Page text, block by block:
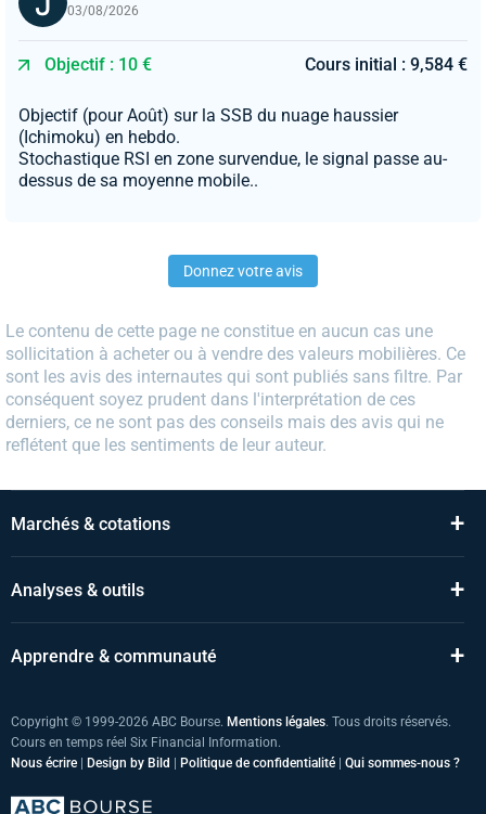
03/08/2026
Objectif : 10 € Cours initial : 9,584 €
Objectif (pour Août) sur la SSB du nuage haussier
(Ichimoku) en hebdo.
Stochastique RSI en zone survendue, le signal passe au-
dessus de sa moyenne mobile..
Donnez votre avis
Le contenu de cette page ne constitue en aucun cas une
sollicitation à acheter ou à vendre des valeurs mobilières. Ce
sont les avis des internautes qui sont publiés sans filtre. Par
conséquent soyez prudent dans l'interprétation de ces
derniers, ce ne sont pas des conseils mais des avis qui ne
reflétent que les sentiments de leur auteur.
Marchés & cotations +
Analyses & outils +
Apprendre & communauté +
Copyright © 1999-2026 ABC Bourse. Mentions légales. Tous droits réservés.
Cours en temps réel Six Financial Information.
Nous écrire
Design by Bild Politique de confidentialité Qui sommes-nous ?